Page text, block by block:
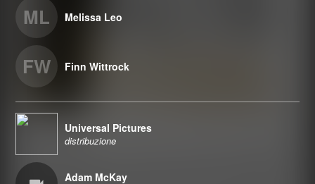
ML Melissa Leo
FW Finn Wittrock
Universal Pictures
distribuzione
Adam McKay